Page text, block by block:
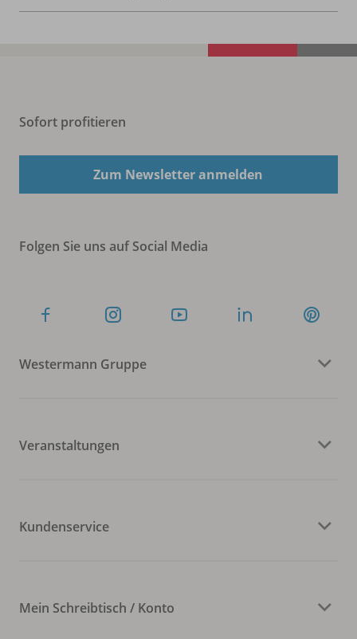
Sofort profitieren
Zum Newsletter anmelden
Folgen Sie uns auf Social Media
Westermann Gruppe
Veranstaltungen
Kundenservice
Mein Schreibtisch / Konto